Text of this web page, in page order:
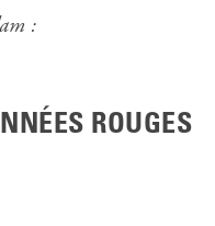
:
ROUGES